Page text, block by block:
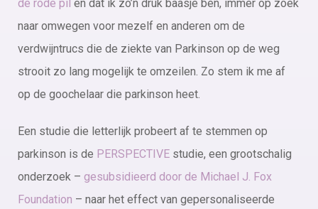
de rode pil en dat ik zo’n druk baasje ben, immer op zoek
naar omwegen voor mezelf en anderen om de
verdwijntrucs die de ziekte van Parkinson op de weg
strooit zo lang mogelijk te omzeilen. Zo stem ik me af
op de goochelaar die parkinson heet.
Een studie die letterlijk probeert af te stemmen op
parkinson is de PERSPECTIVE studie, een grootschalig
onderzoek – gesubsidieerd door de Michael J. Fox
Foundation – naar het effect van gepersonaliseerde